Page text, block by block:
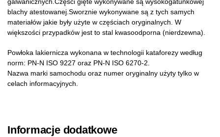
galwanicznych.Części gięte wykonywane są wysokogatunkowej
blachy atestowanej.Sworznie wykonywane są z tych samych
materiałów jakie były użyte w częściach oryginalnych. W
większości przypadków jest to stal kwasoodporna (nierdzewna).
Powłoka lakiernicza wykonana w technologii kataforezy według
norm: PN-N ISO 9227 oraz PN-N ISO 6270-2.
Nazwa marki samochodu oraz numer oryginalny użyty tylko w
celach informacyjnych.
Informacje dodatkowe